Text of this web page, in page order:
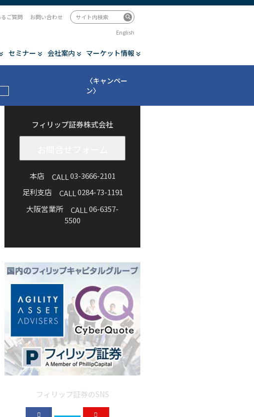
セミナー 会社案内 マーケット情報
ご質問
お問い合わせ
English
〈キャンペー
ン〉
フィリップ証券株式会社
本店 CALL03-3666-2101
足利支店 CALL0284-73-1191
大阪営業所CALL06-6357-
5500
フィリップ証券のSNS